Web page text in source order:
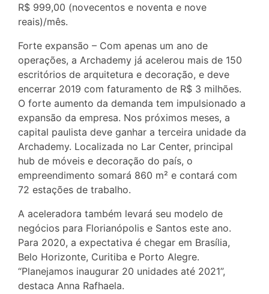
R$ 999,00 (novecentos e noventa e nove
reais)/mês.
Forte expansão – Com apenas um ano de
operações, a Archademy já acelerou mais de 150
escritórios de arquitetura e decoração, e deve
encerrar 2019 com faturamento de R$ 3 milhões.
O forte aumento da demanda tem impulsionado a
expansão da empresa. Nos próximos meses, a
capital paulista deve ganhar a terceira unidade da
Archademy. Localizada no Lar Center, principal
hub de móveis e decoração do país, o
empreendimento somará 860 m² e contará com
72 estações de trabalho.
A aceleradora também levará seu modelo de
negócios para Florianópolis e Santos este ano.
Para 2020, a expectativa é chegar em Brasília,
Belo Horizonte, Curitiba e Porto Alegre.
“Planejamos inaugurar 20 unidades até 2021”,
destaca Anna Rafhaela.